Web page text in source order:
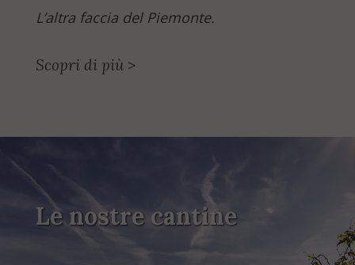
L’altra faccia del Piemonte.
Scopri di più >
Le nostre cantine